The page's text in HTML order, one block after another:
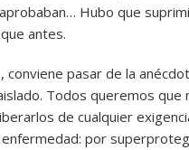
Hubo que
antes.
conviene pasar de la
Todos queremos que
de cualquier
por